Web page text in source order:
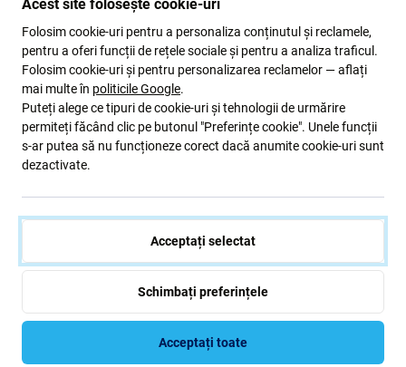
Newsletter Fix
Înscrieți-vă pentru a primi periodic informații despre reduceri și
noutăți din oferta noastră. În același timp, prin trimiterea acestui
formular, confirm că am peste 16 ani
Acest site folosește cookie-uri
Folosim cookie-uri pentru a personaliza conținutul și reclamele,
pentru a oferi funcții de rețele sociale și pentru a analiza traficul.
Folosim cookie-uri și pentru personalizarea reclamelor — aflați
mai multe în politicile Google.
Puteți alege ce tipuri de cookie-uri și tehnologii de urmărire
permiteți făcând clic pe butonul "Preferințe cookie". Unele funcții
s-ar putea să nu funcționeze corect dacă anumite cookie-uri sunt
dezactivate.
Acceptați selectat
Schimbați preferințele
Acceptați toate